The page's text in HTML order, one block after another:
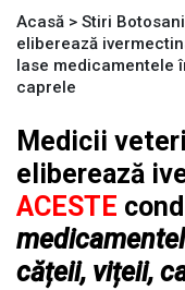
Acasă > Stiri Botosani
eliberează
lase medicamentele
caprele
Medicii
eliberează
ACESTE
cățeii, vițeii,